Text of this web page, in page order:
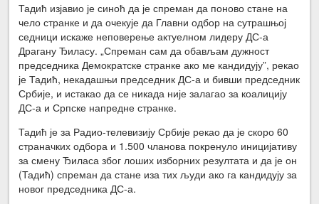
Тадић изјавио је синоћ да је спреман да поново стане на
чело странке и да очекује да Главни одбор на сутрашњој
седници искаже неповерење актуелном лидеру ДС-а
Драгану Ђиласу. „Спреман сам да обављам дужност
председника Демократске странке ако ме кандидују”, рекао
је Тадић, некадашњи председник ДС-а и бивши председник
Србије, и истакао да се никада није залагао за коалицију
ДС-а и Српске напредне странке.
Тадић је за Радио-телевизију Србије рекао да је скоро 60
страначких одбора и 1.500 чланова покренуло иницијативу
за смену Ђиласа због лоших изборних резултата и да је он
(Тадић) спреман да стане иза тих људи ако га кандидују за
новог председника ДС-а.